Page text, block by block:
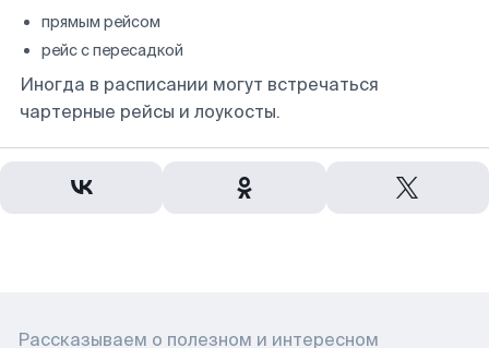
прямым рейсом
рейс с пересадкой
Иногда в расписании могут встречаться
чартерные рейсы и лоукосты.
Рассказываем о полезном и интересном